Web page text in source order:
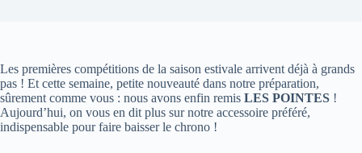
Les premières compétitions de la saison estivale arrivent déjà à grands
pas ! Et cette semaine, petite nouveauté dans notre préparation,
sûrement comme vous : nous avons enfin remis LES POINTES !
Aujourd’hui, on vous en dit plus sur notre accessoire préféré,
indispensable pour faire baisser le chrono !